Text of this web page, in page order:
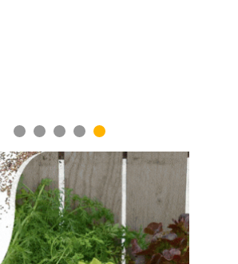
1 2 3 4 5